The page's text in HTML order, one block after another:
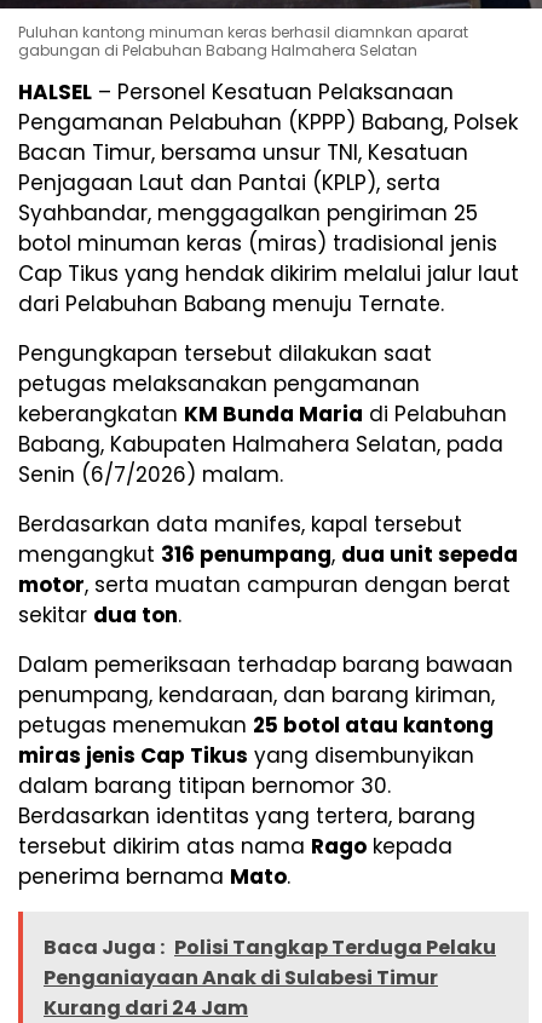
Puluhan kantong minuman keras berhasil diamnkan aparat
gabungan di Pelabuhan Babang Halmahera Selatan
HALSEL – Personel Kesatuan Pelaksanaan
Pengamanan Pelabuhan (KPPP) Babang, Polsek
Bacan Timur, bersama unsur TNI, Kesatuan
Penjagaan Laut dan Pantai (KPLP), serta
Syahbandar, menggagalkan pengiriman 25
botol minuman keras (miras) tradisional jenis
Cap Tikus yang hendak dikirim melalui jalur laut
dari Pelabuhan Babang menuju Ternate.
Pengungkapan tersebut dilakukan saat
petugas melaksanakan pengamanan
keberangkatan KM Bunda Maria di Pelabuhan
Babang, Kabupaten Halmahera Selatan, pada
Senin (6/7/2026) malam.
Berdasarkan data manifes, kapal tersebut
mengangkut 316 penumpang, dua unit sepeda
motor, serta muatan campuran dengan berat
sekitar dua ton.
Dalam pemeriksaan terhadap barang bawaan
penumpang, kendaraan, dan barang kiriman,
petugas menemukan 25 botol atau kantong
miras jenis Cap Tikus yang disembunyikan
dalam barang titipan bernomor 30.
Berdasarkan identitas yang tertera, barang
tersebut dikirim atas nama Rago kepada
penerima bernama Mato.
Baca Juga : Polisi Tangkap Terduga Pelaku
Penganiayaan Anak di Sulabesi Timur
Kurang dari 24 Jam